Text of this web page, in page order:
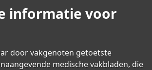
informatie voor
door vakgenoten getoetste
medische vakbladen, die